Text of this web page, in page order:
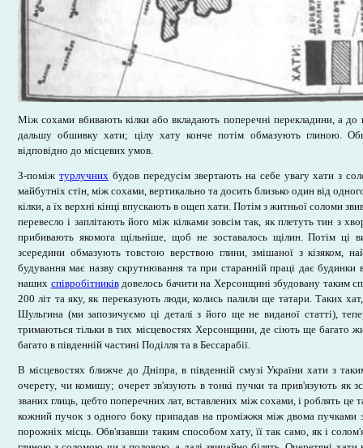
Між сохами вбивають кілки або вкладають поперечні перекладини, а
дальшу обшивку хати; цілу хату конче потім обмазують глиною.
відповідно до місцевих умов.
З-поміж турлучнихбудов передусім звертають на себе увагу хати з
майбутніх стін, між сохами, вертикально та досить близько один від
кілки, а їх верхні кінці впускають в ощеп хати. Потім з житньої соломи
перевесло і заплітають його між кілками зовсім так, як плетуть тин з
прибивають якомога щільніше, щоб не зоставалось щілин. Потім ці
зсередини обмазують товстою верствою глини, змішаної з кізяком,
будування має назву скрутнювання та при старанній праці дає будинки
наших співробітниківдовелось бачити на Херсонщині збудовану таким
200 літ та яку, як переказують люди, колись палили ще татари. Таких
Шульгина (ми запозичуємо ці деталі з його ще не виданої статті),
тримаються тільки в тих місцевостях Херсонщини, де сіють ще багато
багато в південній частині Поділля та в Бессарабії.
В місцевостях ближче до Дніпра, в південній смузі України хати з
очерету, чи комишу; очерет зв'язують в тонкі пучки та прив'язують як
званих глиць, цебто поперечних лат, вставлених між сохами, і роблять це
кожний пучок з одного боку припадав на проміжжя між двома пучками
порожніх місць. Обв'язавши таким способом хату, її так само, як і